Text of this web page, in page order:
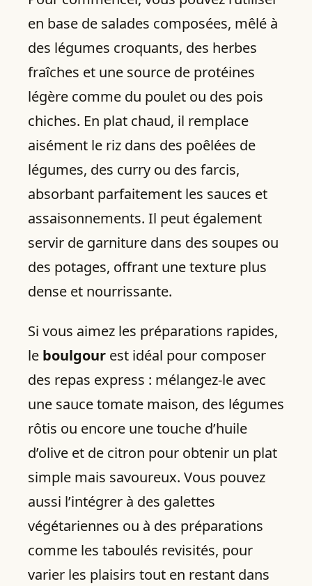
en base de salades composées, mêlé à
des légumes croquants, des herbes
fraîches et une source de protéines
légère comme du poulet ou des pois
chiches. En plat chaud, il remplace
aisément le riz dans des poêlées de
légumes, des curry ou des farcis,
absorbant parfaitement les sauces et
assaisonnements. Il peut également
servir de garniture dans des soupes ou
des potages, offrant une texture plus
dense et nourrissante.
Si vous aimez les préparations rapides,
le boulgour est idéal pour composer
des repas express : mélangez-le avec
une sauce tomate maison, des légumes
rôtis ou encore une touche d’huile
d’olive et de citron pour obtenir un plat
simple mais savoureux. Vous pouvez
aussi l’intégrer à des galettes
végétariennes ou à des préparations
comme les taboulés revisités, pour
varier les plaisirs tout en restant dans